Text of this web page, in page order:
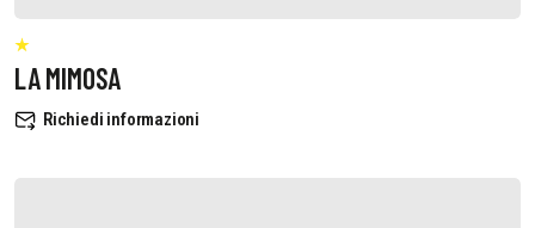
LA MIMOSA
Richiedi informazioni